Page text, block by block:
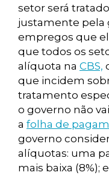
setor será
justamente pela
empregos que
que todos os
alíquota na CBS,
que incidem
tratamento
o governo não
a folha de
governo
alíquotas: uma
mais baixa (8%);